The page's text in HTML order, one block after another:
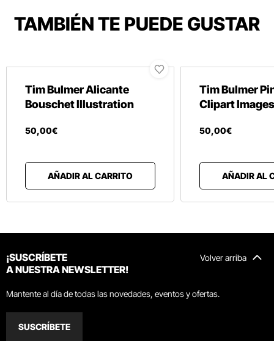
TAMBIÉN TE PUEDE GUSTAR
Tim Bulmer Alicante
Bouschet Illustration
50,00€
AÑADIR AL CARRITO
Tim Bulmer
Clipart Images
50,00€
AÑADIR AL
Volver arriba
¡SUSCRÍBETE
A NUESTRA NEWSLETTER!
Mantente al día de todas las novedades, eventos y ofertas.
SUSCRÍBETE